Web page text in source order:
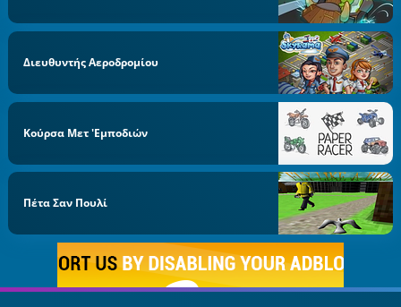
Διευθυντής Αεροδρομίου
Κούρσα Μετ 'εμποδιών
Πέτα Σαν Πουλί